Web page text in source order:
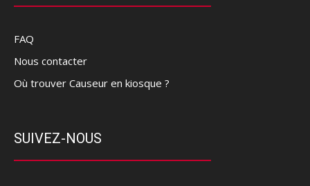
FAQ
Nous contacter
Où trouver Causeur en kiosque ?
SUIVEZ-NOUS